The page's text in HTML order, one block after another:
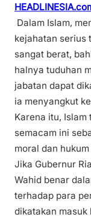
Dalam Islam,
kejahatan serius
sangat berat,
halnya tuduhan
jabatan dapat
ia menyangkut
Karena itu, Islam
semacam ini
moral dan
Jika Gubernur
Wahid benar
terhadap para
dikatakan